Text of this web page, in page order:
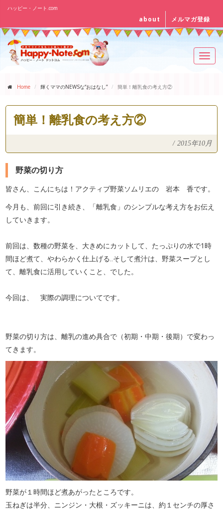
ハッピー・ノート.com
about メルマガ登録
Home 輝くママのNEWSな“おはなし” 簡単！離乳食の考え方②
簡単！離乳食の考え方②
/ 2015年10月
野菜の切り方
皆さん、こんにちは！アクティブ野菜ソムリエの 岩本 香です。
今月も、前回に引き続き、「離乳食」のシンプルな考え方をお伝え
していきます。
前回は、数種の野菜を、大きめにカットして、たっぷりの水で1時
間ほど煮て、やわらかく仕上げる‥そして煮汁は、野菜スープとし
て、離乳食に活用していくこと、でした。
今回は、 実際の調理についてです。
野菜の切り方は、離乳の進め具合で（初期・中期・後期）で変わっ
てきます。
野菜が１時間ほど煮あがったところです。
玉ねぎは半分、ニンジン・大根・ズッキーニは、約１センチの厚さ